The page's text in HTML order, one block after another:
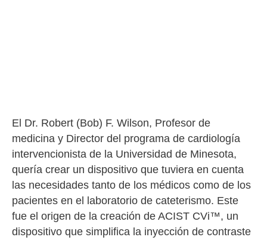
El Dr. Robert (Bob) F. Wilson, Profesor de
medicina y Director del programa de cardiología
intervencionista de la Universidad de Minesota,
quería crear un dispositivo que tuviera en cuenta
las necesidades tanto de los médicos como de los
pacientes en el laboratorio de cateterismo. Este
fue el origen de la creación de ACIST CVi™, un
dispositivo que simplifica la inyección de contraste